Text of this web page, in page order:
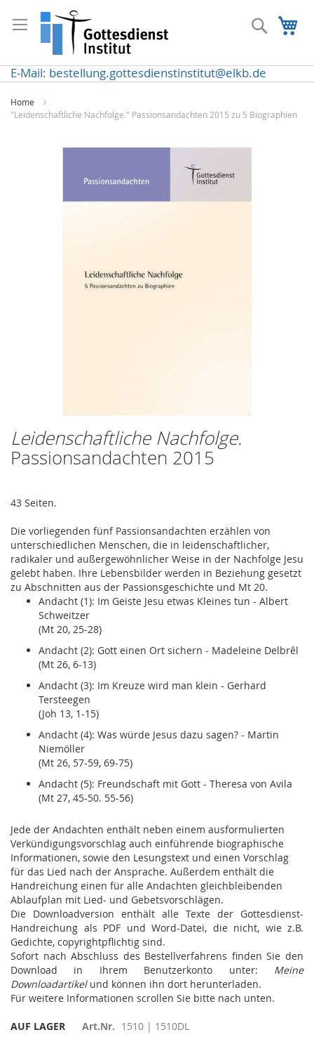
zum
Inhalt
Suche
E-Mail: bestellung.gottesdienstinstitut@elkb.de
Home
"Leidenschaftliche Nachfolge." Passionsandachten 2015 zu 5 Biographien
Leidenschaftliche Nachfolge.
Passionsandachten 2015
43 Seiten.
Die vorliegenden fünf Passionsandachten erzählen von
unterschiedlichen Menschen, die in leidenschaftlicher,
radikaler und außergewöhnlicher Weise in der Nachfolge Jesu
gelebt haben. Ihre Lebensbilder werden in Beziehung gesetzt
zu Abschnitten aus der Passionsgeschichte und Mt 20.
Andacht (1): Im Geiste Jesu etwas Kleines tun - Albert
Schweitzer
(Mt 20, 25-28)
Andacht (2): Gott einen Ort sichern - Madeleine Delbrêl
(Mt 26, 6-13)
Andacht (3): Im Kreuze wird man klein - Gerhard
Tersteegen
(Joh 13, 1-15)
Andacht (4): Was würde Jesus dazu sagen? - Martin
Niemöller
(Mt 26, 57-59, 69-75)
Andacht (5): Freundschaft mit Gott - Theresa von Avila
(Mt 27, 45-50. 55-56)
Jede der Andachten enthält neben einem ausformulierten
Verkündigungsvorschlag auch einführende biographische
Informationen, sowie den Lesungstext und einen Vorschlag
für das Lied nach der Ansprache. Außerdem enthält die
Handreichung einen für alle Andachten gleichbleibenden
Ablaufplan mit Lied- und Gebetsvorschlägen.
Die Downloadversion enthält alle Texte der Gottesdienst-
Handreichung als PDF und Word-Datei, die nicht, wie z.B.
Gedichte, copyrightpflichtig sind.
Sofort nach Abschluss des Bestellverfahrens finden Sie den
Download in Ihrem Benutzerkonto unter: Meine
Downloadartikel und können ihn dort herunterladen.
Für weitere Informationen scrollen Sie bitte nach unten.
AUF LAGER Art.Nr. 1510 | 1510DL
Zum
Anfang
der